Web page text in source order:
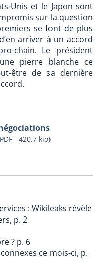
Unis et le Japon sont
sur la question
se font de plus
arriver à un accord
chain. Le président
pierre blanche ce
être de sa dernière
PDF - 420.7 kio)
: Wikileaks révèle
p. 2
? p. 6
ce mois-ci, p.